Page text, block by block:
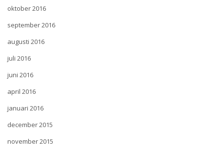
oktober 2016
september 2016
augusti 2016
juli 2016
juni 2016
april 2016
januari 2016
december 2015
november 2015